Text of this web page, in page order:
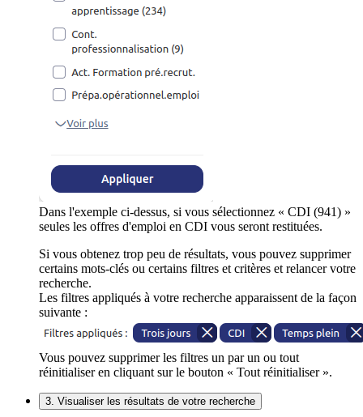
Dans l'exemple ci-dessus, si vous sélectionnez « CDI (941) »
seules les offres d'emploi en CDI vous seront restituées.
Si vous obtenez trop peu de résultats, vous pouvez supprimer
certains mots-clés ou certains filtres et critères et relancer votre
recherche.
Les filtres appliqués à votre recherche apparaissent de la façon
suivante :
Vous pouvez supprimer les filtres un par un ou tout
réinitialiser en cliquant sur le bouton « Tout réinitialiser ».
3. Visualiser les résultats de votre recherche